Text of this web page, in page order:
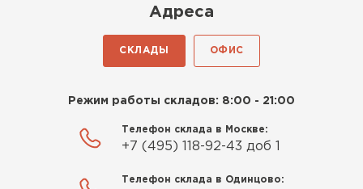
Адреса
СКЛАДЫ ОФИС
Режим работы складов: 8:00 - 21:00
Телефон склада в Москве:
+7 (495) 118-92-43 доб 1
Телефон склада в Одинцово:
Сэндвич-панели
ПЕРЕЙТИ